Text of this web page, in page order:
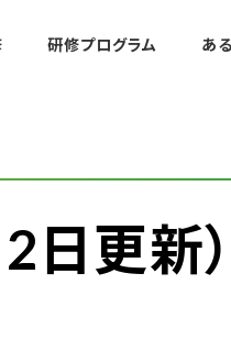
災病院 臨床
研修プログラム あ
日更新